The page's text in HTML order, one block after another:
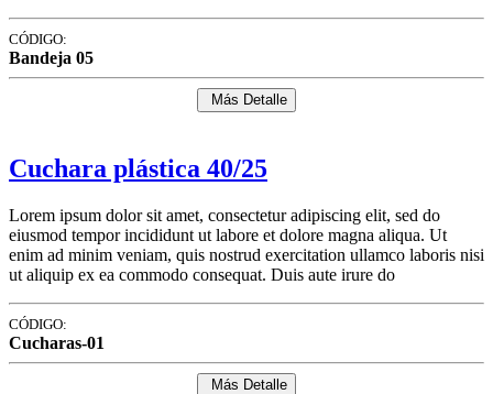
CÓDIGO:
Bandeja 05
Más Detalle
Cuchara plástica 40/25
Lorem ipsum dolor sit amet, consectetur adipiscing elit, sed do
eiusmod tempor incididunt ut labore et dolore magna aliqua. Ut
enim ad minim veniam, quis nostrud exercitation ullamco laboris nisi
ut aliquip ex ea commodo consequat. Duis aute irure do
CÓDIGO:
Cucharas-01
Más Detalle